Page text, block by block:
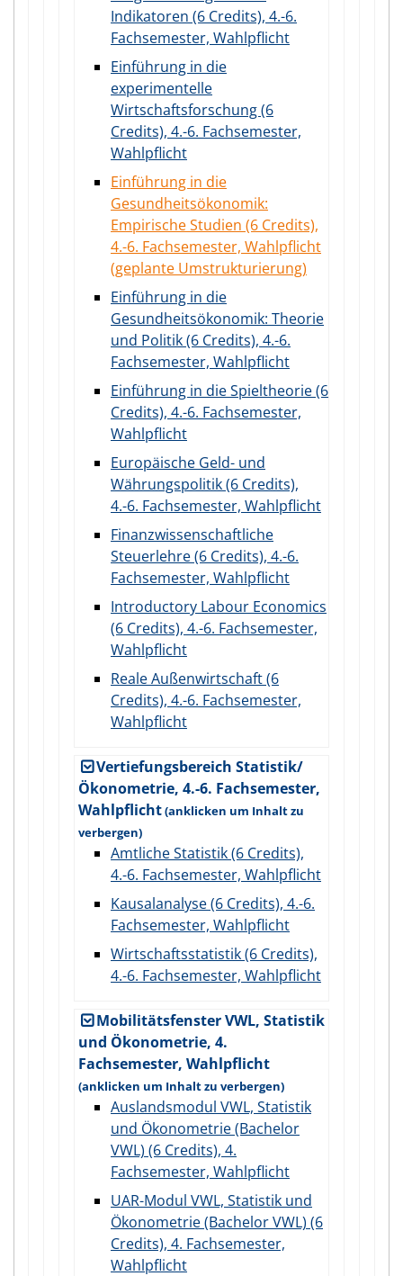
Indikatoren (6 Credits), 4.-6.
Fachsemester, Wahlpflicht
Einführung in die
experimentelle
Wirtschaftsforschung (6
Credits), 4.-6. Fachsemester,
Wahlpflicht
Einführung in die
Gesundheitsökonomik:
Empirische Studien (6 Credits),
4.-6. Fachsemester, Wahlpflicht
(geplante Umstrukturierung)
Einführung in die
Gesundheitsökonomik: Theorie
und Politik (6 Credits), 4.-6.
Fachsemester, Wahlpflicht
Einführung in die Spieltheorie (6
Credits), 4.-6. Fachsemester,
Wahlpflicht
Europäische Geld- und
Währungspolitik (6 Credits),
4.-6. Fachsemester, Wahlpflicht
Finanzwissenschaftliche
Steuerlehre (6 Credits), 4.-6.
Fachsemester, Wahlpflicht
Introductory Labour Economics
(6 Credits), 4.-6. Fachsemester,
Wahlpflicht
Reale Außenwirtschaft (6
Credits), 4.-6. Fachsemester,
Wahlpflicht
Vertiefungsbereich Statistik/
Ökonometrie, 4.-6. Fachsemester,
Wahlpflicht
Amtliche Statistik (6 Credits),
4.-6. Fachsemester, Wahlpflicht
Kausalanalyse (6 Credits), 4.-6.
Fachsemester, Wahlpflicht
Wirtschaftsstatistik (6 Credits),
4.-6. Fachsemester, Wahlpflicht
Mobilitätsfenster VWL, Statistik
und Ökonometrie, 4.
Fachsemester, Wahlpflicht
Auslandsmodul VWL, Statistik
und Ökonometrie (Bachelor
VWL) (6 Credits), 4.
Fachsemester, Wahlpflicht
UAR-Modul VWL, Statistik und
Ökonometrie (Bachelor VWL) (6
Credits), 4. Fachsemester,
Wahlpflicht